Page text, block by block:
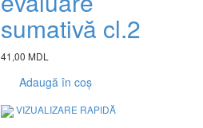
sumativă cl.2
41,00 MDL
Adaugă în coș
VIZUALIZARE RAPIDĂ